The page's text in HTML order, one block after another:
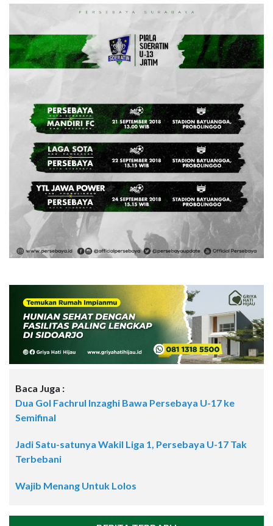
Baca Juga :
Dua Gol Fachrul Inzaghi Bawa Persebaya U-17 ke
Semifinal
Jadi Satu-satunya Wakil Liga 1, Persebaya U-17 Tak
Terbebani
Wajib Menang Untuk Lolos